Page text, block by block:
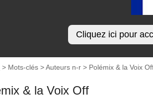
Cliquez ici pour
> Mots-clés > Auteurs n-r > Polémix & la Voix
& la Voix Off